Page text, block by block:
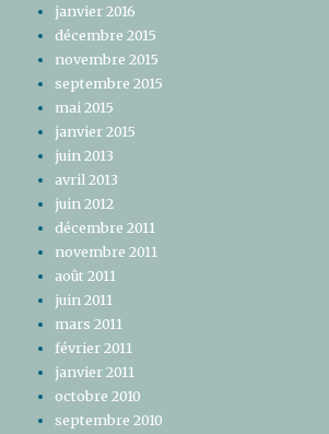
janvier 2016
décembre 2015
novembre 2015
septembre 2015
mai 2015
janvier 2015
juin 2013
avril 2013
juin 2012
décembre 2011
novembre 2011
août 2011
juin 2011
mars 2011
février 2011
janvier 2011
octobre 2010
septembre 2010